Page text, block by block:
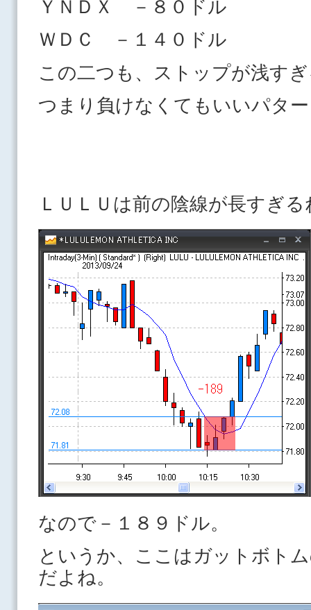
ＹＮＤＸ －８０ドル
ＷＤＣ －１４０ドル
この二つも、ストップが浅す
つまり負けなくてもいいパタ
ＬＵＬＵは前の陰線が長すぎる
なので－１８９ドル。
というか、ここはガットボト
だよね。